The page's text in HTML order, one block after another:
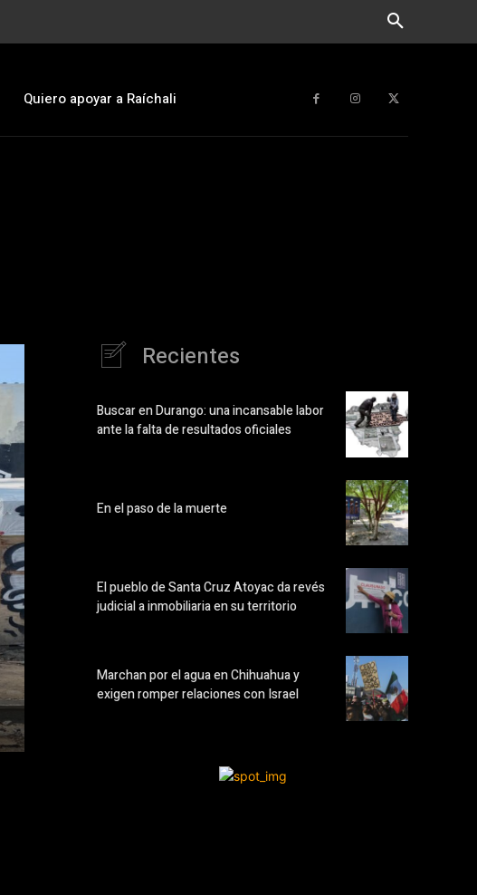
Quiero apoyar a Raíchali
Recientes
Buscar en Durango: una incansable labor
ante la falta de resultados oficiales
En el paso de la muerte
El pueblo de Santa Cruz Atoyac da revés
judicial a inmobiliaria en su territorio
Marchan por el agua en Chihuahua y
exigen romper relaciones con Israel